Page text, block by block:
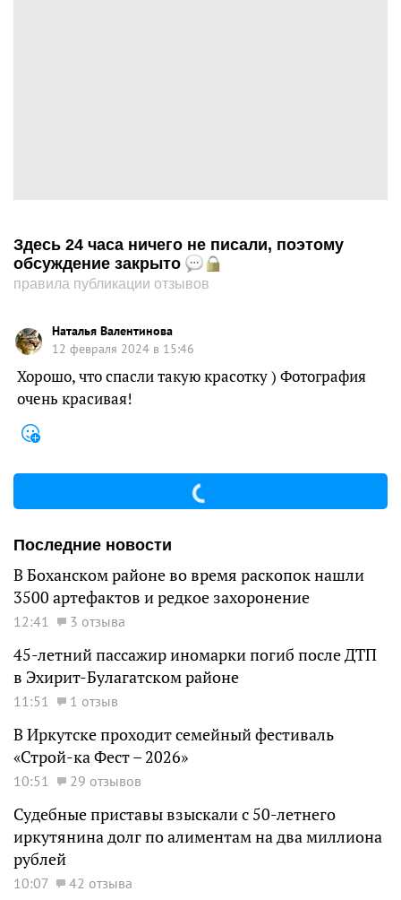
Здесь 24 часа ничего не писали, поэтому
обсуждение закрыто
правила публикации отзывов
Наталья Валентинова
12 февраля 2024 в 15:46
Хорошо, что спасли такую красотку ) Фотография
очень красивая!
Последние новости
В Боханском районе во время раскопок нашли
3500 артефактов и редкое захоронение
12:41 3 отзыва
45-летний пассажир иномарки погиб после ДТП
в Эхирит-Булагатском районе
11:51 1 отзыв
В Иркутске проходит семейный фестиваль
«Строй-ка Фест – 2026»
10:51 29 отзывов
Судебные приставы взыскали с 50-летнего
иркутянина долг по алиментам на два миллиона
рублей
10:07
42 отзыва